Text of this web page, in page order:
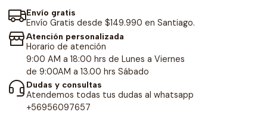
Envío gratis
Envío Gratis desde $149.990 en Santiago.
Atención personalizada
Horario de atención
9:00 AM a 18:00 hrs de Lunes a Viernes
de 9:00AM a 13.00 hrs Sábado
Dudas y consultas
Atendemos todas tus dudas al whatsapp
+56956097657